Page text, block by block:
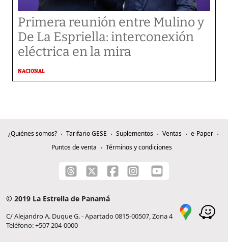
Primera reunión entre Mulino y
De La Espriella: interconexión
eléctrica en la mira
NACIONAL
¿Quiénes somos? Tarifario GESE Suplementos Ventas
e-Paper
Puntos de venta
Términos y condiciones
© 2019 La Estrella de Panamá
C/ Alejandro A. Duque G. - Apartado 0815-00507, Zona 4
Teléfono: +507 204-0000